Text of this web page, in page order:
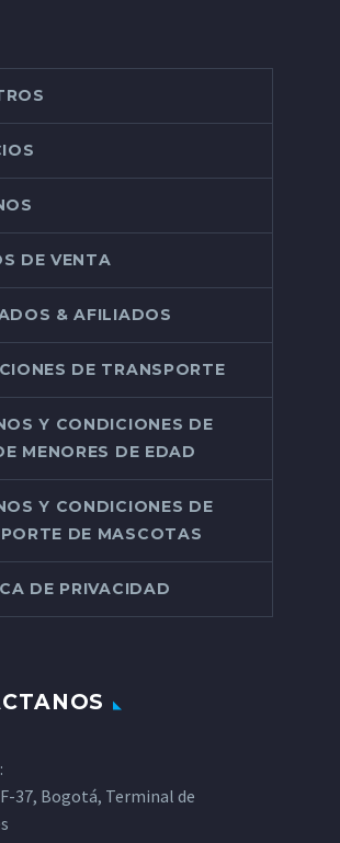
DE VENTA
& AFILIADOS
DE TRANSPORTE
Y CONDICIONES DE
MENORES DE EDAD
Y CONDICIONES DE
DE MASCOTAS
DE PRIVACIDAD
37, Bogotá, Terminal de